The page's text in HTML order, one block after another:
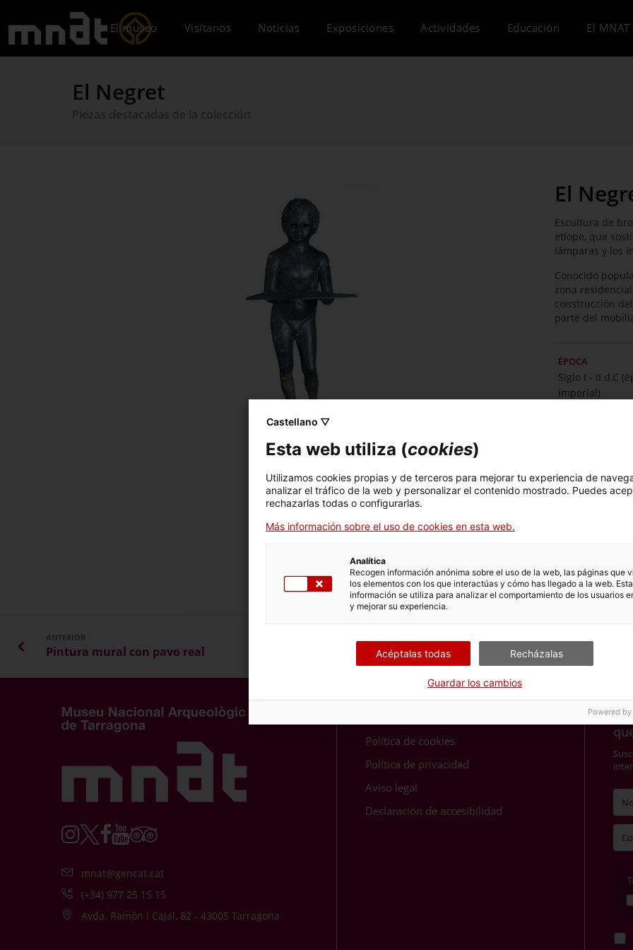
El museo Visítanos Noticias Exposiciones Actividades Educación El
El Negret
El
Escultura de
etíope, que
lámparas y los
Conocido
zona
construcción
parte del
ÉPOCA
Siglo I - II d.C
imperial)
Más
ANTERIOR
Pintura mural con pavo real
mnat@gencat.cat
(+34) 977 25 15 15
Avda. Ramón i Cajal, 82 - 43005 Tarragona
Política de cookies
Política de privacidad
Aviso legal
Declaración de accesibilidad
Castellano ▽
Esta web utiliza (cookies)
Utilizamos cookies propias y de terceros para mejorar tu experiencia de
analizar el tráfico de la web y personalizar el contenido mostrado. Puedes
rechazarlas todas o configurarlas.
Más información sobre el uso de cookies en esta web.
Analítica
Recogen información anónima sobre el uso de la web, las páginas que
los elementos con los que interactúas y cómo has llegado a la web. Esta
información se utiliza para analizar el comportamiento de los usuarios
y mejorar su experiencia.
Acéptalas todas Recházalas
Guardar los cambios
Powered by